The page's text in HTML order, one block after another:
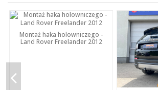
Montaż haka holowniczego -
Land Rover Freelander 2012